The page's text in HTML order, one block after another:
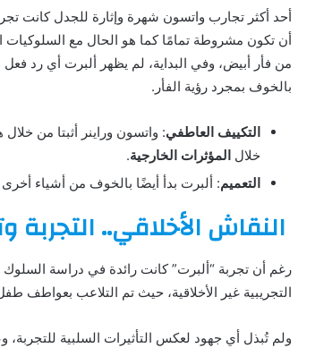
أحد أكثر تجارب واتسون شهرة وإثارة للجدل كانت
أن تكون مشروطة تمامًا كما هو الحال مع السلوكيات
من فأر أبيض، وفي البداية، لم يظهر ألبرت أي رد
بالخوف بمجرد رؤية الفأر.
التكييف العاطفي: واتسون وراينر أثبتا من
خلال المؤثرات الخارجية.
التعميم: ألبرت بدأ أيضًا بالخوف من أشياء
النقاش الأخلاقي.. التجربة
رغم أن تجربة “ألبرت” كانت رائدة في دراسة السلوك
التجريبية غير الأخلاقية، حيث تم التلاعب بعواطف
ولم تُبذل أي جهود لعكس التأثيرات السلبية